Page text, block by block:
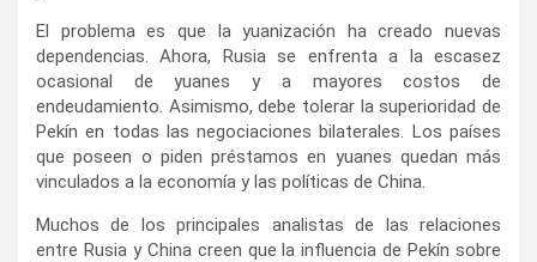
El problema es que la yuanización ha creado nuevas
dependencias. Ahora, Rusia se enfrenta a la escasez
ocasional de yuanes y a mayores costos de
endeudamiento. Asimismo, debe tolerar la superioridad de
Pekín en todas las negociaciones bilaterales. Los países
que poseen o piden préstamos en yuanes quedan más
vinculados a la economía y las políticas de China.
Muchos de los principales analistas de las relaciones
entre Rusia y China creen que la influencia de Pekín sobre